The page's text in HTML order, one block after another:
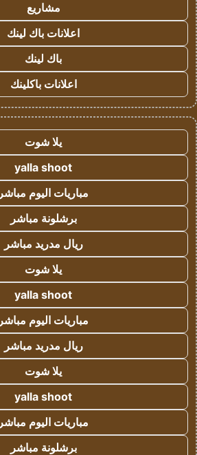
مشاريع
اعلانات باك لينك
باك لينك
اعلانات باكلينك
يلا شوت
yalla shoot
مباريات اليوم مباشر
برشلونة مباشر
ريال مدريد مباشر
يلا شوت
yalla shoot
مباريات اليوم مباشر
ريال مدريد مباشر
يلا شوت
yalla shoot
مباريات اليوم مباشر
برشلونة مباشر